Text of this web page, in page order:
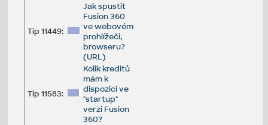
Tip 11449:
Jak spustit
Fusion 360
ve webovém
prohlížeči,
browseru?
(URL)
Tip 11583:
Kolik kreditů
mám k
dispozici ve
"startup"
verzi Fusion
360?